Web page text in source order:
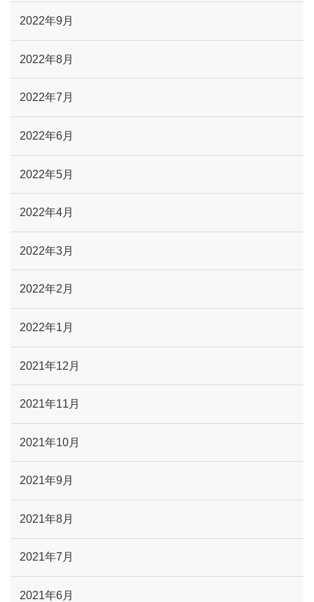
2022年9月
2022年8月
2022年7月
2022年6月
2022年5月
2022年4月
2022年3月
2022年2月
2022年1月
2021年12月
2021年11月
2021年10月
2021年9月
2021年8月
2021年7月
2021年6月